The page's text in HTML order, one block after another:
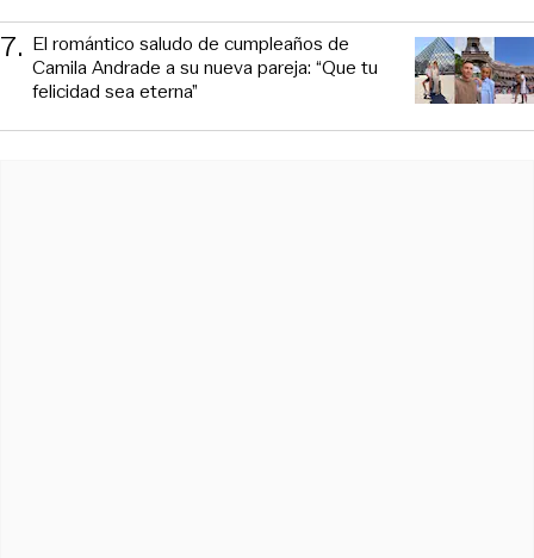
7. El romántico saludo de cumpleaños de
Camila Andrade a su nueva pareja: “Que tu
felicidad sea eterna”